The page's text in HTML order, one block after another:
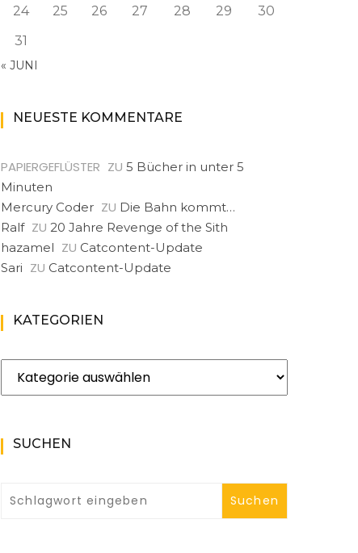
24
25 26 27 28 29
30
31
« JUNI
NEUESTE KOMMENTARE
PAPIERGEFLÜSTER ZU 5 Bücher in unter 5
Minuten
Mercury Coder ZU Die Bahn kommt…
Ralf ZU 20 Jahre Revenge of the Sith
hazamel ZU Catcontent-Update
Sari ZU Catcontent-Update
KATEGORIEN
Kategorien
SUCHEN